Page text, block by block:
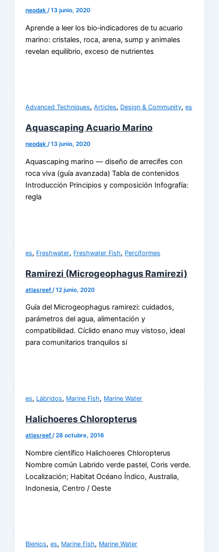
neodak/13 junio, 2020
Aprende a leer los bio‑indicadores de tu acuario
marino: cristales, roca, arena, sump y animales
revelan equilibrio, exceso de nutrientes
Advanced Techniques,Articles, Design & Community,es
Aquascaping Acuario Marino
neodak/13 junio, 2020
Aquascaping marino — diseño de arrecifes con
roca viva (guía avanzada) Tabla de contenidos
Introducción Principios y composición Infografía:
regla
es, Freshwater, Freshwater Fish, Perciformes
Ramirezi (Microgeophagus Ramirezi)
atlasreef /12 junio, 2020
Guía del Microgeophagus ramirezi: cuidados,
parámetros del agua, alimentación y
compatibilidad. Cíclido enano muy vistoso, ideal
para comunitarios tranquilos si
es, Lábridos, Marine Fish, Marine Water
Halichoeres Chloropterus
atlasreef/28 octubre, 2016
Nombre científico Halichoeres Chloropterus
Nombre común Labrido verde pastel, Coris verde.
Localización; Habitat Océano Índico, Australia,
Indonesia, Centro / Oeste
Blenios,es, Marine Fish, Marine Water